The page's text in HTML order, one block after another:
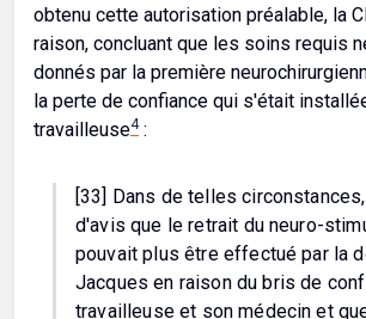
obtenu cette autorisation préalable, la
raison, concluant que les soins requis
donnés par la première
la perte de confiance qui s'était
travailleuse4:
[33] Dans de telles
d'avis que le retrait du neuro-
pouvait plus être effectué par la
Jacques en raison du bris de
travailleuse et son médecin et